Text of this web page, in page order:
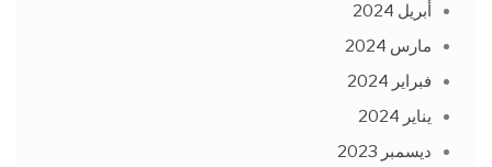
أبريل 2024
مارس 2024
فبراير 2024
يناير 2024
ديسمبر 2023